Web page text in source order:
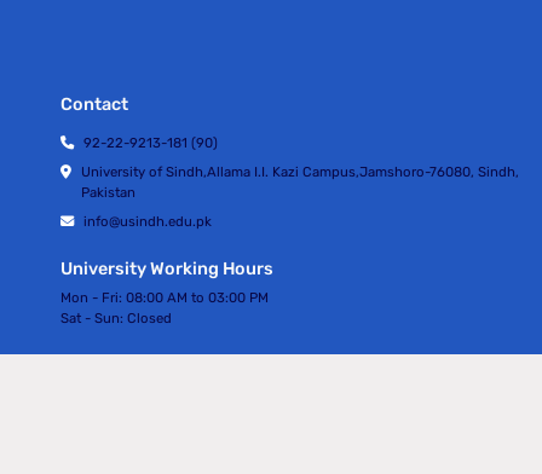
Contact
92-22-9213-181 (90)
University of Sindh,Allama I.I. Kazi Campus,Jamshoro-76080, Sindh,
Pakistan
info@usindh.edu.pk
University Working Hours
Mon - Fri: 08:00 AM to 03:00 PM
Sat - Sun: Closed